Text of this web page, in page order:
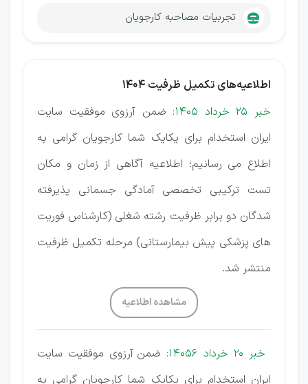
تجربیات مصاحبه کارجویان
اطلاعیه‌های تکمیل ظرفیت 1404
خبر 25 خرداد 1405:
ضمن آرزوی موفقیت سایت
ایران استخدام برای یکایک شما کارجویان گرامی به
اطلاع می رسانیم؛ اطلاعیه آگاهی از زمان و مکان
تست ترکیبی تخصصی آمادگی جسمانی پذیرفته
شدگان دو برابر ظرفیت رشته شغلی (کارشناس فوریت
های پزشکی پیش بیمارستانی) مرحله تکمیل ظرفیت
منتشر شد.
مشاهده اطلاعیه
خبر 20 خرداد 14056:
ضمن آرزوی موفقیت سایت
ایران استخدام برای یکایک شما کارجویان گرامی به